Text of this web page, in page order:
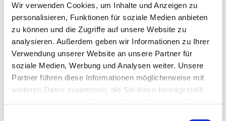
Wir verwenden Cookies, um Inhalte und Anzeigen zu
personalisieren, Funktionen für soziale Medien anbieten
zu können und die Zugriffe auf unsere Website zu
analysieren. Außerdem geben wir Informationen zu Ihrer
Verwendung unserer Website an unsere Partner für
soziale Medien, Werbung und Analysen weiter. Unsere
Partner führen diese Informationen möglicherweise mit
weiteren Daten zusammen, die Sie ihnen bereitgestellt
Parkgebühr: 35,00 € davon sind 8,00 € Parkgebühren
und 27,00 € für einen Gutschein für eine Fahrt mit der
HSB
Parkplatz nur für Fahrzeuge über einer Höhe von 2
Metern (Busse, Wohnmobile, ...) Parkgebühr: frei
Parkplatz nur für Gäste der Sommerrodelbahn "Brocken
Coaster" Parkgebühr: für Gäste frei